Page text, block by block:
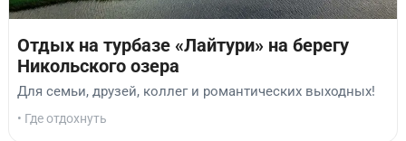
Отдых на турбазе «Лайтури» на берегу
Никольского озера
Для семьи, друзей, коллег и романтических выходных!
• Где отдохнуть